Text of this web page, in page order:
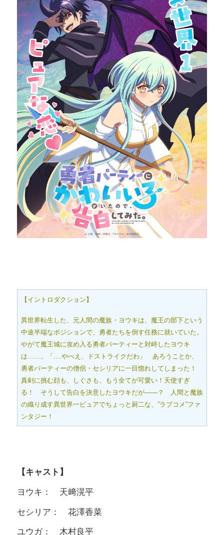
【イントロダクション】
異世界転生した、元人間の魔族・ヨウキは、魔王の部下という
中途半端なポジションで、勇者たちを倒す任務に就いていた。
やがて魔王城に攻め入る勇者パーティーと対峙したヨウキ
は……。「....やべえ、ドストライクだわ」 あろうことか、
勇者パーティーの僧侶・セシリアに一目惚れしてしまった！
真剣に挑む顔も、しぐさも、もう全てが可愛い！天使すぎ
る！ そうして告白を決意したヨウキだが――？ 人間と魔族
の織り成す異世界一ピュアでちょっと厨二な、”ラブコメ”ファ
ンタジー！
【キャスト】
ヨウキ： 天﨑滉平
セシリア： 花澤香菜
ユウガ： 木村良平